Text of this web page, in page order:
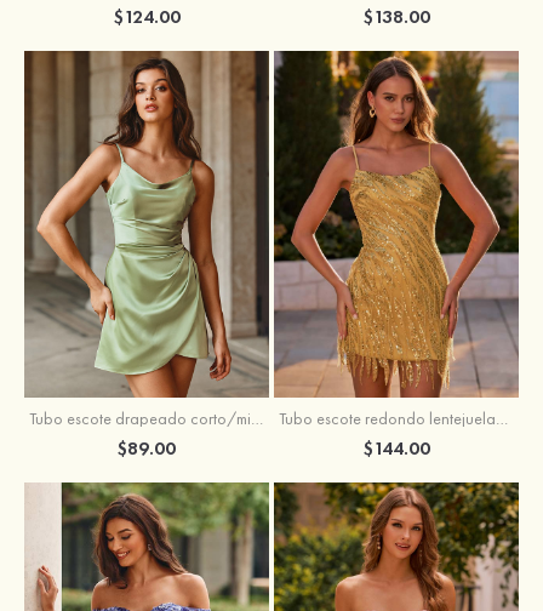
$124.00 $138.00
Tubo escote drapeado corto/mini tela charmeuse vestido para homecoming
$89.00
Tubo escote redondo lentejuelas corto vestido para homecoming
$144.00